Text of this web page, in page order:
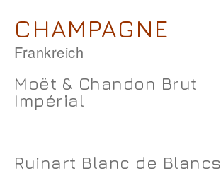
CHAMPAGNE
Frankreich
Moët & Chandon Brut
Impérial
Ruinart Blanc de Blancs